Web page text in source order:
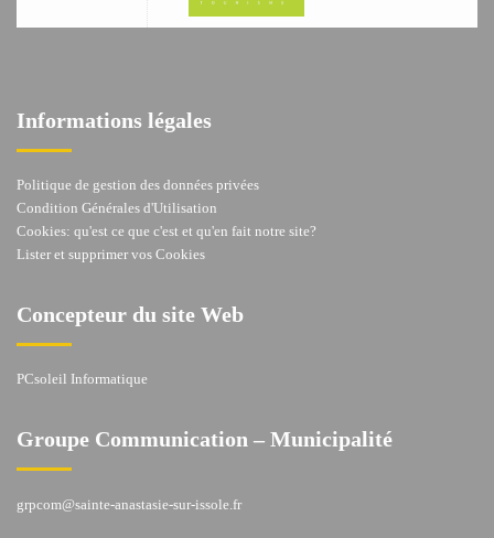
Informations légales
Politique de gestion des données privées
Condition Générales d'Utilisation
Cookies: qu'est ce que c'est et qu'en fait notre site?
Lister et supprimer vos Cookies
Concepteur du site Web
PCsoleil Informatique
Groupe Communication – Municipalité
grpcom@sainte-anastasie-sur-issole.fr